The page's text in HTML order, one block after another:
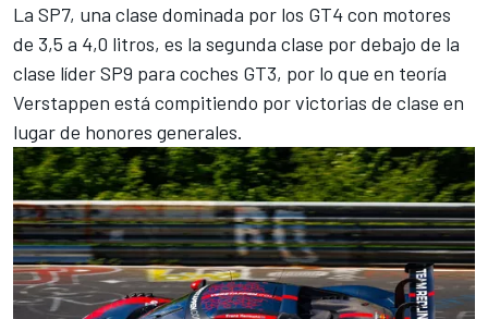
La SP7, una clase dominada por los GT4 con motores
de 3,5 a 4,0 litros, es la segunda clase por debajo de la
clase líder SP9 para coches GT3, por lo que en teoría
Verstappen está compitiendo por victorias de clase en
lugar de honores generales.